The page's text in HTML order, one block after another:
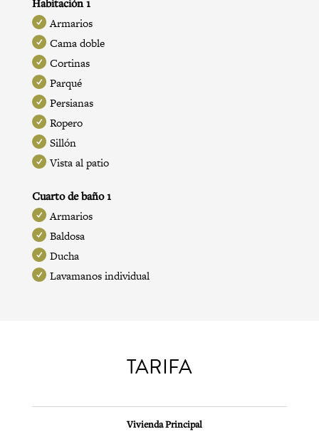
Habitación 1
Armarios
Cama doble
Cortinas
Parqué
Persianas
Ropero
Sillón
Vista al patio
Cuarto de baño 1
Armarios
Baldosa
Ducha
Lavamanos individual
TARIFA
Vivienda Principal